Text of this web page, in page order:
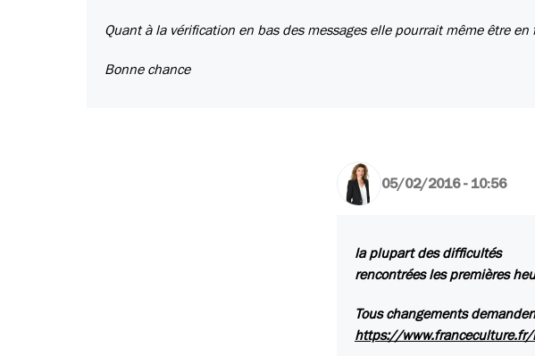
Quant à la vérification en bas des messages elle pourrait même être en
Bonne chance
05/02/2016 - 10:56
la plupart des difficultés
rencontrées les premières
Tous changements
https://